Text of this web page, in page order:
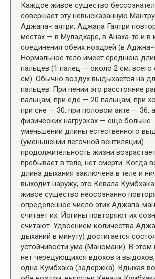
Каждое живое существо
совершает эту невысказанную
Аджапа-гаятри. Аджапа Гаятри
местах — в Муладхаре, в Анаха-те и в
соединения обеих ноздрей (в Аджна-
Нормальное тело имеет среднюю
пальцев (1 палец — около 2 см; всего
см). Обычно воздух выдыхается на
пальцев. При пении это расстояние
пальцам, при еде — 20 пальцам, при
при сне — 30, при половом акте — 36,
физических нагрузках — еще больше.
уменьшении длины естественного
(уменьшении легочной вентиляции)
продолжительность жизни
пребывает в теле, нет смерти. Когда
длина дыхания заключена в теле и
выходит наружу, это Кевала
живое существо неосознанно
определенное число этих Аджапа-
считает их. Йогины повторяют их
считают. Удвоением количества
дыханий в минуту) достигается
устойчивости ума (Маномани). В этом
нет чередующихся вдохов и
одна Кумбхака (задержка). Вдыхая